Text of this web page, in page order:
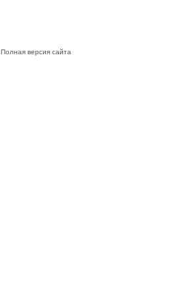
Полная версия сайта